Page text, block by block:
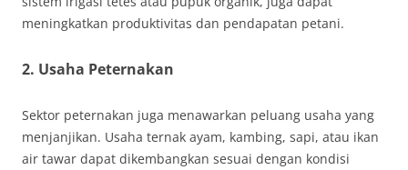
meningkatkan produktivitas dan pendapatan petani.
2. Usaha Peternakan
Sektor peternakan juga menawarkan peluang usaha yang
menjanjikan. Usaha ternak ayam, kambing, sapi, atau ikan
air tawar dapat dikembangkan sesuai dengan kondisi